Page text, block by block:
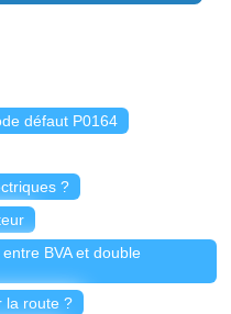
défaut P0164
?
BVA et double
la route ?